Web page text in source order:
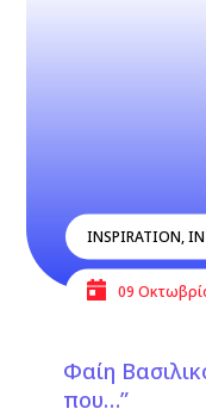
INSPIRATION,
09
Φαίη
που…”